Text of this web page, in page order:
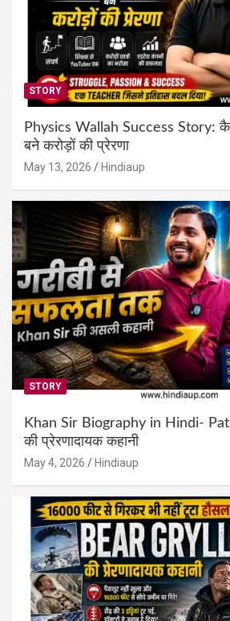
STORY
Physics Wallah Success Story:
बने करोड़ों की प्रेरणा
May 13, 2026 Hindiaup
STORY
Khan Sir Biography in Hindi-
की प्रेरणादायक कहानी
May 4, 2026 Hindiaup